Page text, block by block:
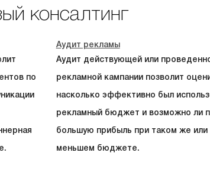
консалтинг
Аудит рекламы
по
Аудит действующей или
рекламной кампании позволит
насколько эффективно был
рекламный бюджет и возможно ли
большую прибыль при таком же
меньшем бюджете.